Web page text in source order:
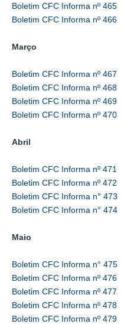
Boletim CFC Informa nº 465
Boletim CFC Informa nº 466
Março
Boletim CFC Informa nº 467
Boletim CFC Informa nº 468
Boletim CFC Informa nº 469
Boletim CFC Informa nº 470
Abril
Boletim CFC Informa nº 471
Boletim CFC Informa nº 472
Boletim CFC Informa n° 473
Boletim CFC Informa n° 474
Maio
Boletim CFC Informa n° 475
Boletim CFC Informa nº 476
Boletim CFC Informa nº 477
Boletim CFC Informa nº 478
Boletim CFC Informa nº 479